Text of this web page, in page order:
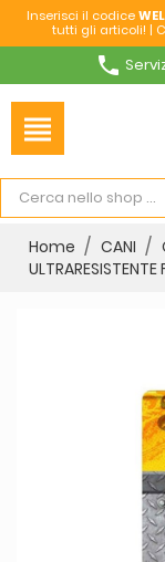
Inserisci il codice
tutti gli articoli! |
phone
view_headline
Home CANI
ULTRARESISTENTE